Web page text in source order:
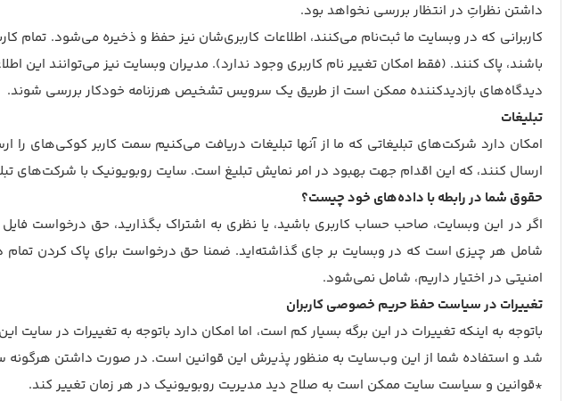
داشتن نظراتِ در انتظار بررسی نخواهد بود.
کاربرانی که در وبسایت ما ثبت‌نام می‌کنند، اطلاعات کاربری‌شان نیز حفظ و ذخیره می‌شود. تمام
باشند، پاک کنند. (فقط امکان تغییر نام کاربری وجود ندارد). مدیران وبسایت نیز می‌توانند این
دیدگاه‌های بازدیدکننده ممکن است از طریق یک سرویس تشخیص هرزنامه خودکار بررسی شوند.
تبلیغات
امکان دارد شرکت‌های تبلیغاتی که ما از آنها تبلیغات دریافت می‌کنیم سمت کاربر کوکی‌های
ارسال کنند، که این اقدام جهت بهبود در امر نمایش تبلیغ است. سایت روبویونیک با شرکت‌های
حقوق شما در رابطه با داده‌های خود چیست؟
اگر در این وبسایت، صاحب حساب کاربری باشید، یا نظری به اشتراک بگذارید، حق درخواست
شامل هر چیزی است که در وبسایت بر جای گذاشته‌اید. ضمنا حق درخواست برای پاک کردن تمام
امنیتی در اختیار داریم، شامل نمی‌شود.
تغییرات در سیاست حفظ حریم خصوصی کاربران
باتوجه به اینکه تغییرات در این برگه بسیار کم است، اما امکان دارد باتوجه به تغییرات در
شد و استفاده شما از این وب‌سایت به منظور پذیرش این قوانین است. در صورت داشتن هرگونه سوال
*قوانین و سیاست سایت ممکن است به صلاح دید مدیریت روبویونیک در هر زمان تغییر کند.